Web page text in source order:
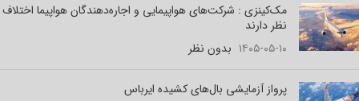
مک‌کینزی : شرکت‌های هواپیمایی و اجاره‌دهندگان هواپیما اختلاف
نظر دارند
۱۴۰۵-۰۵-۱۰ بدون نظر
پرواز آزمایشی بال‌های کشیده ایرباس